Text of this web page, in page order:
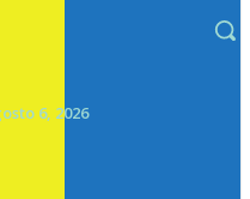
6, 2026